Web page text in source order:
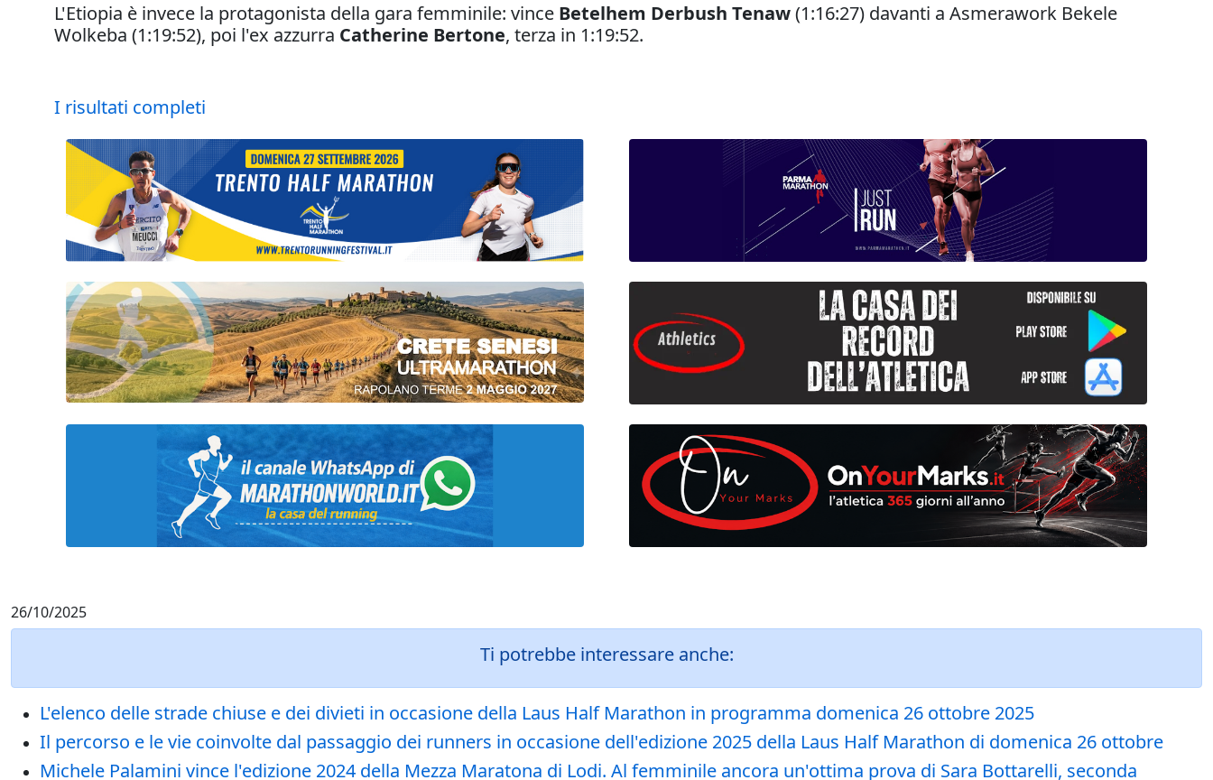
L'Etiopia è invece la protagonista della gara femminile: vince Betelhem Derbush Tenaw(1:16:27) davanti a Asmerawork Bekele
Wolkeba (1:19:52), poi l'ex azzurra Catherine Bertone, terza in 1:19:52.
I risultati completi
26/10/2025
Ti potrebbe interessare anche:
L'elenco delle strade chiuse e dei divieti in occasione della Laus Half Marathon in programma domenica 26 ottobre 2025
Il percorso e le vie coinvolte dal passaggio dei runners in occasione dell'edizione 2025 della Laus Half Marathon di domenica 26 ottobre
Michele Palamini vince l'edizione 2024 della Mezza Maratona di Lodi. Al femminile ancora un'ottima prova di Sara Bottarelli, seconda